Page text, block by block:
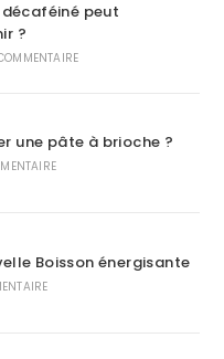
peut
?
une pâte à brioche ?
Boisson énergisante